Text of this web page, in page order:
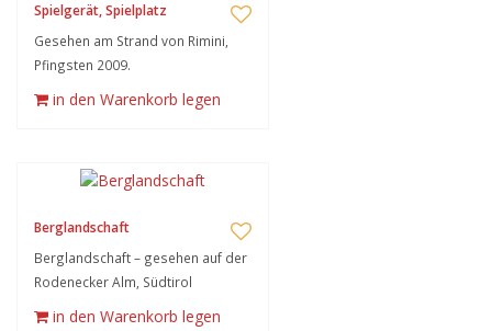
Spielgerät, Spielplatz
Gesehen am Strand von Rimini,
Pfingsten 2009.
in den Warenkorb legen
Berglandschaft
Berglandschaft – gesehen auf der
Rodenecker Alm, Südtirol
in den Warenkorb legen